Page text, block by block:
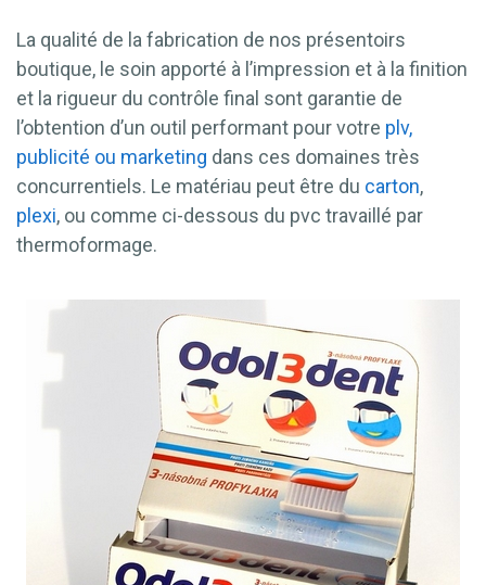
La qualité de la fabrication de nos présentoirs
boutique, le soin apporté à l’impression et à la finition
et la rigueur du contrôle final sont garantie de
l’obtention d’un outil performant pour votre plv,
publicité ou marketing dans ces domaines très
concurrentiels. Le matériau peut être du carton,
plexi, ou comme ci-dessous du pvc travaillé par
thermoformage.